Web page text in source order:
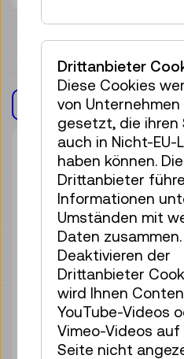
AUSSTELLUNG(EN)
Drittanbieter
Diese Cookies
von Unternehmen
gesetzt, die ihren
auch in Nicht-EU-
haben können.
Drittanbieter
Informationen
Umständen mit
Daten
Deaktivieren der
Drittanbieter
wird Ihnen
YouTube-Videos
Vimeo-Videos auf
Seite nicht